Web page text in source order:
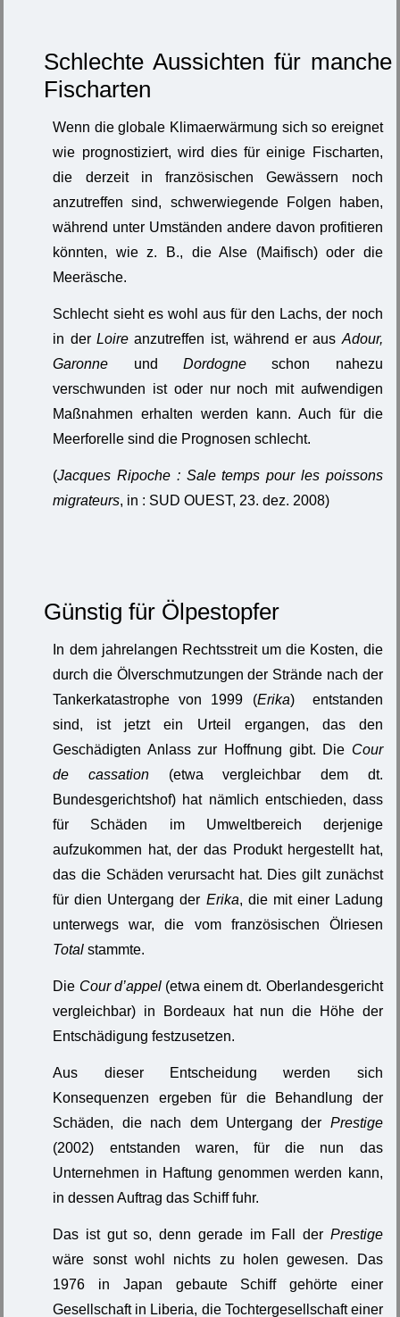
Schlechte Aussichten für manche
Fischarten
Wenn die globale Klimaerwärmung sich so ereignet
wie prognostiziert, wird dies für einige Fischarten,
die derzeit in französischen Gewässern noch
anzutreffen sind, schwerwiegende Folgen haben,
während unter Umständen andere davon profitieren
könnten, wie z. B., die Alse (Maifisch) oder die
Meeräsche.
Schlecht sieht es wohl aus für den Lachs, der noch
in der Loireanzutreffen ist, während er aus Adour,
Garonne und Dordogne schon nahezu
verschwunden ist oder nur noch mit aufwendigen
Maßnahmen erhalten werden kann. Auch für die
Meerforelle sind die Prognosen schlecht.
(Jacques Ripoche : Sale temps pour les poissons
migrateurs, in : SUD OUEST, 23. dez. 2008)
Günstig für Ölpestopfer
In dem jahrelangen Rechtsstreit um die Kosten, die
durch die Ölverschmutzungen der Strände nach der
Tankerkatastrophe von 1999 (Erika) entstanden
sind, ist jetzt ein Urteil ergangen, das den
Geschädigten Anlass zur Hoffnung gibt. Die Cour
de cassation (etwa vergleichbar dem dt.
Bundesgerichtshof) hat nämlich entschieden, dass
für Schäden im Umweltbereich derjenige
aufzukommen hat, der das Produkt hergestellt hat,
das die Schäden verursacht hat. Dies gilt zunächst
für dien Untergang der Erika, die mit einer Ladung
unterwegs war, die vom französischen Ölriesen
Total stammte.
Die Cour d’appel(etwa einem dt. Oberlandesgericht
vergleichbar) in Bordeaux hat nun die Höhe der
Entschädigung festzusetzen.
Aus dieser Entscheidung werden sich
Konsequenzen ergeben für die Behandlung der
Schäden, die nach dem Untergang der Prestige
(2002) entstanden waren, für die nun das
Unternehmen in Haftung genommen werden kann,
in dessen Auftrag das Schiff fuhr.
Das ist gut so, denn gerade im Fall der Prestige
wäre sonst wohl nichts zu holen gewesen. Das
1976 in Japan gebaute Schiff gehörte einer
Gesellschaft in Liberia, die Tochtergesellschaft einer